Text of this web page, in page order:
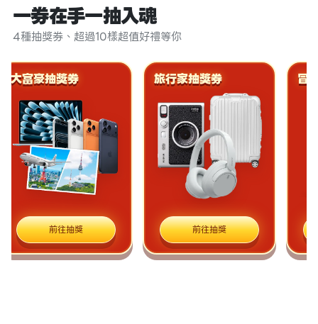
一券在手一抽入魂
4種抽獎券、超過10樣超值好禮等你
大富豪抽獎券
前往抽獎
旅行家抽獎券
前往抽獎
冒